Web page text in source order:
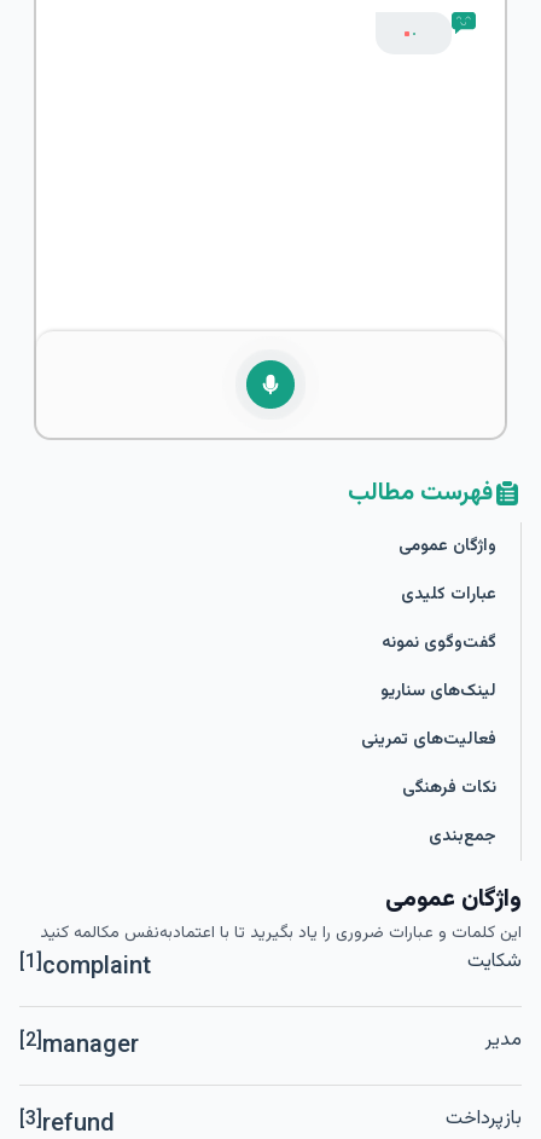
یادگیری است، پس بیایید شروع کنیم و مهارت‌های ارتباطی خود را
بهبود بخشیم!
فهرست مطالب
واژگان عمومی
عبارات کلیدی
گفت‌وگوی نمونه
لینک‌های سناریو
فعالیت‌های تمرینی
نکات فرهنگی
جمع‌بندی
واژگان عمومی
این کلمات و عبارات ضروری را یاد بگیرید تا با اعتمادبه‌نفس مکالمه کنید
[1]complaint شکایت
[2]manager مدیر
[3]refund بازپرداخت